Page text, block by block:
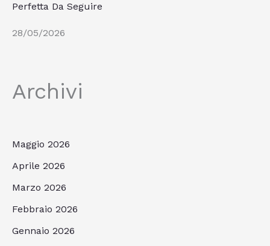
Perfetta Da Seguire
28/05/2026
Archivi
Maggio 2026
Aprile 2026
Marzo 2026
Febbraio 2026
Gennaio 2026